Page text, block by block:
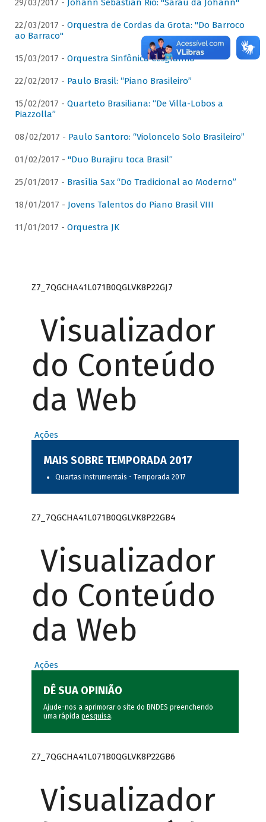
29/03/2017 - Johann Sebastian Rio: "Sarau da Johann"
22/03/2017 - Orquestra de Cordas da Grota: "Do Barroco
ao Barraco"
15/03/2017 - Orquestra Sinfônica Cesgranrio
22/02/2017 - Paulo Brasil: “Piano Brasileiro”
15/02/2017 - Quarteto Brasiliana: “De Villa-Lobos a
Piazzolla”
08/02/2017 - Paulo Santoro: “Violoncelo Solo Brasileiro”
01/02/2017 - "Duo Burajiru toca Brasil”
25/01/2017 - Brasília Sax “Do Tradicional ao Moderno”
18/01/2017 - Jovens Talentos do Piano Brasil VIII
11/01/2017 - Orquestra JK
Z7_7QGCHA41L071B0QGLVK8P22GJ7
Visualizador
do Conteúdo
da Web
Ações
MAIS SOBRE TEMPORADA 2017
Quartas Instrumentais - Temporada 2017
Z7_7QGCHA41L071B0QGLVK8P22GB4
Visualizador
do Conteúdo
da Web
Ações
DÊ SUA OPINIÃO
Ajude-nos a aprimorar o site do BNDES preenchendo
uma rápida pesquisa.
Z7_7QGCHA41L071B0QGLVK8P22GB6
Visualizador